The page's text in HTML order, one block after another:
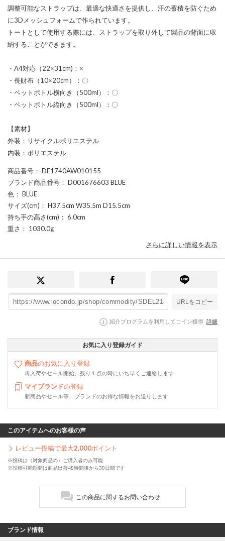
調整可能なストラップは、最適な快適さを提供し、汗の蓄積を防ぐため
に3Dメッシュフォームで作られています。
トートとして使用する際には、ストラップを取り外して製品の背面に収
納することができます。
・A4対応（22×31cm)：×
・長財布（10×20cm）：〇
・ペットボトル横向き（500ml）：〇
・ペットボトル縦向き（500ml）：〇
【素材】
外装：リサイクルポリエステル
内装：ポリエステル
商品番号 ： DE1740AW010155
ブランド商品番号 ： D001676603 BLUE
色 ： BLUE
サイズ(cm) ： H37.5cm W35.5m D15.5cm
持ち手の高さ(cm) ： 6.0cm
重さ ： 1030.0g
さらに詳しい情報を表示
URLをコピー
紹介プログラムを利用してコイン獲得 詳細
お気に入り登録ガイド
商品のお気に入り登録
再入荷やセール開始、残り１点の時にいち早くご連絡します
マイブランドの登録
新商品やセール等、ブランドのお得な情報をお送りします
このアイテムへのお客様の声
レビュー投稿で最大2,000ポイント
※投稿は（対象商品の）ご購入者のみ可能
※投稿可能期間は商品出荷48時間後から30日間です
この商品に関するお問い合わせ
ブランド情報